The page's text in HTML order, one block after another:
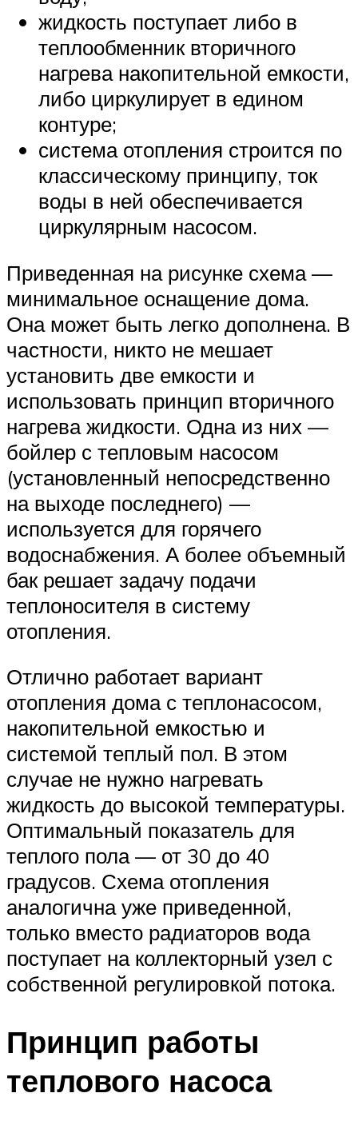
жидкость поступает либо в
теплообменник вторичного
нагрева накопительной емкости,
либо циркулирует в едином
контуре;
система отопления строится по
классическому принципу, ток
воды в ней обеспечивается
циркулярным насосом.
Приведенная на рисунке схема —
минимальное оснащение дома.
Она может быть легко дополнена. В
частности, никто не мешает
установить две емкости и
использовать принцип вторичного
нагрева жидкости. Одна из них —
бойлер с тепловым насосом
(установленный непосредственно
на выходе последнего) —
используется для горячего
водоснабжения. А более объемный
бак решает задачу подачи
теплоносителя в систему
отопления.
Отлично работает вариант
отопления дома с теплонасосом,
накопительной емкостью и
системой теплый пол. В этом
случае не нужно нагревать
жидкость до высокой температуры.
Оптимальный показатель для
теплого пола — от 30 до 40
градусов. Схема отопления
аналогична уже приведенной,
только вместо радиаторов вода
поступает на коллекторный узел с
собственной регулировкой потока.
Принцип работы
теплового насоса